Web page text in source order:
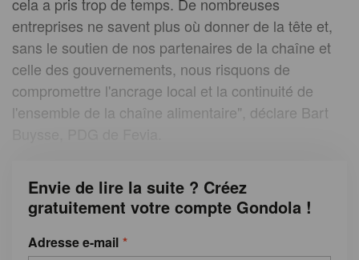
cela a pris trop de temps. De nombreuses
entreprises ne savent plus où donner de la tête et,
sans le soutien de nos partenaires de la chaîne et
celle des gouvernements, nous risquons de
compromettre l'ancrage local et la continuité de
l'ensemble de la chaîne alimentaire", déclare Bart
Envie de lire la suite ? Créez
gratuitement votre compte Gondola !
Adresse e-mail